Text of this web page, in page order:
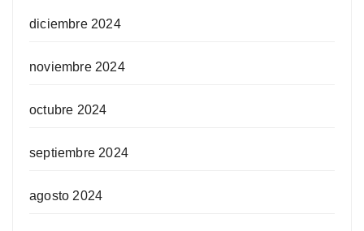
diciembre 2024
noviembre 2024
octubre 2024
septiembre 2024
agosto 2024